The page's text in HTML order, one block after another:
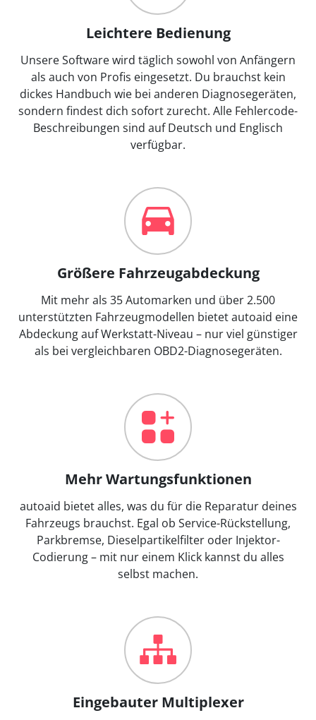
Leichtere Bedienung
Unsere Software wird täglich sowohl von Anfängern
als auch von Profis eingesetzt. Du brauchst kein
dickes Handbuch wie bei anderen Diagnosegeräten,
sondern findest dich sofort zurecht. Alle Fehlercode-
Beschreibungen sind auf Deutsch und Englisch
verfügbar.
Größere Fahrzeugabdeckung
Mit mehr als 35 Automarken und über 2.500
unterstützten Fahrzeugmodellen bietet autoaid eine
Abdeckung auf Werkstatt-Niveau – nur viel günstiger
als bei vergleichbaren OBD2-Diagnosegeräten.
Mehr Wartungsfunktionen
autoaid bietet alles, was du für die Reparatur deines
Fahrzeugs brauchst. Egal ob Service-Rückstellung,
Parkbremse, Dieselpartikelfilter oder Injektor-
Codierung – mit nur einem Klick kannst du alles
selbst machen.
Eingebauter Multiplexer